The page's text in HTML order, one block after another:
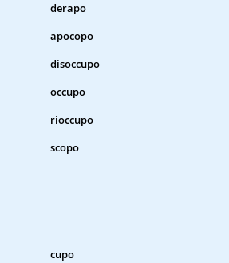
derapo
apocopo
disoccupo
occupo
rioccupo
scopo
cupo